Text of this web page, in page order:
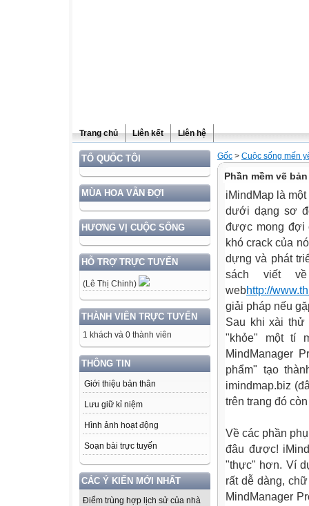
Trang chủ Liên kết Liên hệ
TỔ QUỐC TÔI
MÙA HOA VẪN ĐỢI
HƯƠNG VỊ CUỘC SỐNG
HỖ TRỢ TRỰC TUYẾN
(Lê Thị Chinh)
THÀNH VIÊN TRỰC TUYẾN
1 khách và 0 thành viên
THÔNG TIN
Giới thiệu bản thân
Lưu giữ kỉ niệm
Hình ảnh hoạt động
Soạn bài trực tuyến
CÁC Ý KIẾN MỚI NHẤT
Điểm trùng hợp lịch sử của nhà
Gốc > Cuộc sống mến
Phần mềm vẽ
iMindMap là
dưới dạng sơ
được mong đợi
khó crack của
dựng và phát
sách viết
webhttp://
giải pháp nếu
Sau khi xài thử
"khỏe" một tí
MindManager
phẩm" tạo
imindmap.biz
trên trang đó
Về các phần
đâu được!
"thực" hơn. Ví
rất dễ dàng,
MindManager